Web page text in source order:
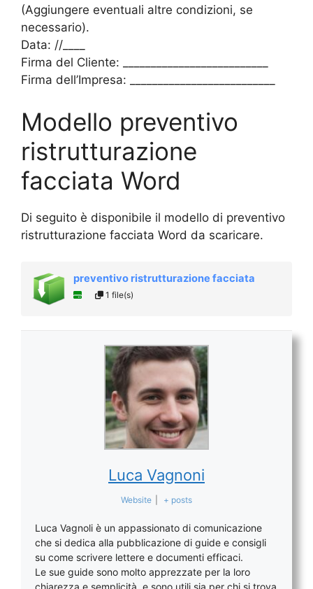
(Aggiungere eventuali altre condizioni, se
necessario).
Data: //____
Firma del Cliente: __________________________
Firma dell’Impresa: __________________________
Modello preventivo
ristrutturazione
facciata Word
Di seguito è disponibile il modello di preventivo
ristrutturazione facciata Word da scaricare.
preventivo ristrutturazione facciata
1 file(s)
Luca Vagnoni
Website + posts
Luca Vagnoli è un appassionato di comunicazione
che si dedica alla pubblicazione di guide e consigli
su come scrivere lettere e documenti efficaci.
Le sue guide sono molto apprezzate per la loro
chiarezza e semplicità, e sono utili sia per chi si trova